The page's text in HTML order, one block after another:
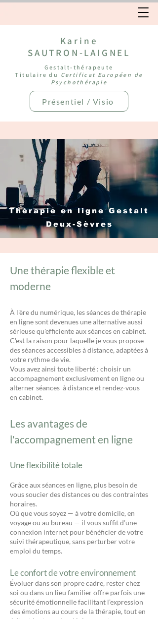
Karine
SAUTRON-LAIGNEL
Gestalt-thérapeute
Titulaire du Certificat Européen de
Psychothérapie
Présentiel / Visio
Thérapie en ligne Gestalt
Deux-Sèvres
Une thérapie flexible et
moderne
À l'ère du numérique, les séances de thérapie
en ligne sont devenues une alternative aussi
sérieuse qu'efficiente aux séances en cabinet.
C'est la raison pour laquelle je vous propose
des séances accessibles à distance, adaptées à
votre rythme de vie.
Vous avez ainsi toute liberté : choisir un
accompagnement exclusivement en ligne ou
alterner séances à distance et rendez-vous
en cabinet.
Les avantages de
l'accompagnement en ligne
Une flexibilité totale
Grâce aux séances en ligne, plus besoin de
vous soucier des distances ou des contraintes
horaires.
Où que vous soyez — à votre domicile, en
voyage ou au bureau — il vous suffit d'une
connexion internet pour bénéficier de votre
suivi thérapeutique, sans perturber votre
emploi du temps.
Le confort de votre environnement
Évoluer dans son propre cadre, rester chez
soi ou dans un lieu familier offre parfois une
sécurité émotionnelle facilitant l’expression
des émotions au cours de la thérapie, tout en